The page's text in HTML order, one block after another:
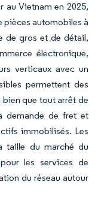
au Vietnam en 2025,
pièces automobiles à
de gros et de détail,
électronique,
verticaux avec un
permettent des
que tout arrêt de
demande de fret et
immobilisés. Les
taille du marché du
les services de
du réseau autour